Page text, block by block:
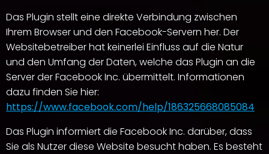
Das Plugin stellt eine direkte Verbindung zwischen
Ihrem Browser und den Facebook-Servern her. Der
Websitebetreiber hat keinerlei Einfluss auf die Natur
und den Umfang der Daten, welche das Plugin an die
Server der Facebook Inc. übermittelt. Informationen
dazu finden Sie hier:
https://www.facebook.com/help/186325668085084
Das Plugin informiert die Facebook Inc. darüber, dass
Sie als Nutzer diese Website besucht haben. Es besteht